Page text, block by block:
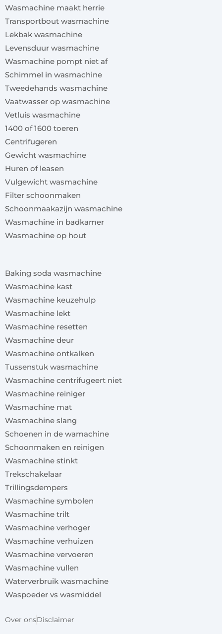
Wasmachine maakt herrie
Transportbout wasmachine
Lekbak wasmachine
Levensduur wasmachine
Wasmachine pompt niet af
Schimmel in wasmachine
Tweedehands wasmachine
Vaatwasser op wasmachine
Vetluis wasmachine
1400 of 1600 toeren
Centrifugeren
Gewicht wasmachine
Huren of leasen
Vulgewicht wasmachine
Filter schoonmaken
Schoonmaakazijn wasmachine
Wasmachine in badkamer
Wasmachine op hout
Baking soda wasmachine
Wasmachine kast
Wasmachine keuzehulp
Wasmachine lekt
Wasmachine resetten
Wasmachine deur
Wasmachine ontkalken
Tussenstuk wasmachine
Wasmachine centrifugeert niet
Wasmachine reiniger
Wasmachine mat
Wasmachine slang
Schoenen in de wamachine
Schoonmaken en reinigen
Wasmachine stinkt
Trekschakelaar
Trillingsdempers
Wasmachine symbolen
Wasmachine trilt
Wasmachine verhoger
Wasmachine verhuizen
Wasmachine vervoeren
Wasmachine vullen
Waterverbruik wasmachine
Waspoeder vs wasmiddel
Over onsDisclaimer